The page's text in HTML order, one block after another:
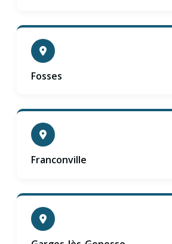
Fosses
Franconville